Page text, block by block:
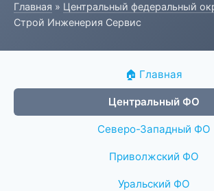
Главная » Центральный федеральный
Строй Инженерия Сервис
🏠 Главная
Центральный ФО
Северо-Западный ФО
Приволжский ФО
Уральский ФО